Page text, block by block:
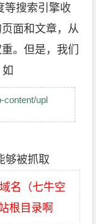
等搜索引擎收
面和文章，从
。但是，我们
content/upl
够被抓取
名（七牛空
根目录啊